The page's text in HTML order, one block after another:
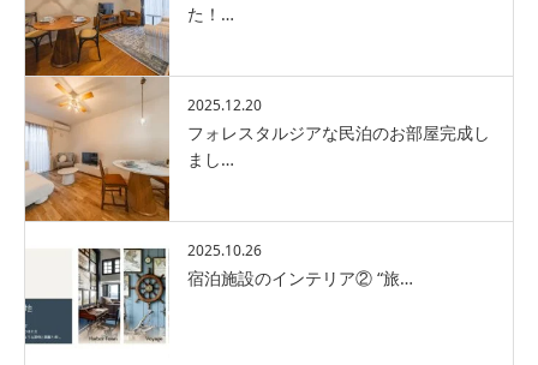
た！…
2025.12.20
フォレスタルジアな民泊のお部屋完成し
まし…
2025.10.26
宿泊施設のインテリア② “旅…